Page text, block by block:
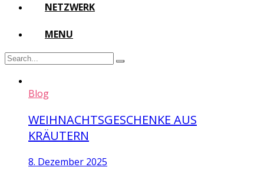
NETZWERK
MENU
Blog
WEIHNACHTSGESCHENKE AUS
KRÄUTERN
8. Dezember 2025